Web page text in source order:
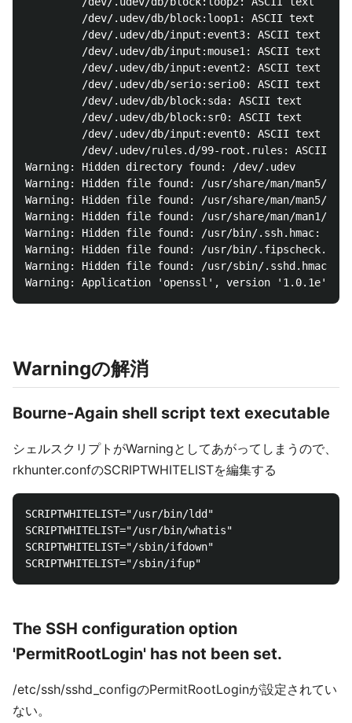
         /dev/.udev/db/block:loop1: ASCII text
         /dev/.udev/db/input:event3: ASCII text
         /dev/.udev/db/input:mouse1: ASCII text
         /dev/.udev/db/input:event2: ASCII text
         /dev/.udev/db/serio:serio0: ASCII text
         /dev/.udev/db/block:sda: ASCII text
         /dev/.udev/db/block:sr0: ASCII text
         /dev/.udev/db/input:event0: ASCII text
/dev/.udev/rules.d/99-root.rules: ASCII
Warning: Hidden directory found: /dev/.udev
Warning: Hidden file found: /usr/share/man/man5/
Warning: Hidden file found: /usr/share/man/man5/
Warning: Hidden file found: /usr/share/man/man1/
Warning: Hidden file found: /usr/bin/.ssh.hmac:
Warning: Hidden file found: /usr/bin/
Warning: Hidden file found: /usr/sbin/.sshd.hmac:
Warningの解消
Bourne-Again shell script text executable
シェルスクリプトがWarningとしてあがってしまうので、
rkhunter.confのSCRIPTWHITELISTを編集する
SCRIPTWHITELIST="/usr/bin/ldd"
SCRIPTWHITELIST="/usr/bin/whatis"
SCRIPTWHITELIST="/sbin/ifdown"
The SSH configuration option
'PermitRootLogin' has not been set.
/etc/ssh/sshd_configのPermitRootLoginが設定されてい
ない。